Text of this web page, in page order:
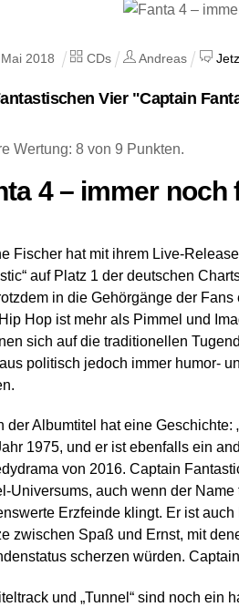
Mai 2018 CDs Andreas
Vier "Captain
Wertung: 8 von 9 Punkten.
4 – immer
Fischer hat mit ihrem Live-
auf Platz 1 der deutschen
in die Gehörgänge der
Hop ist mehr als Pimmel und
sich auf die traditionellen
politisch jedoch immer humor-
der Albumtitel hat eine
1975, und er ist ebenfalls ein
von 2016. Captain
Universums, auch wenn der
Erzfeinde klingt. Er ist
zwischen Spaß und Ernst, mit
scherzen würden.
und „Tunnel“ sind noch